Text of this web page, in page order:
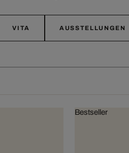
VITA AUSSTELLUNGEN
Bestseller